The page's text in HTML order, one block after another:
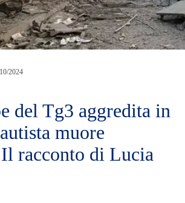
2024
del Tg3 aggredita in
muore
racconto di Lucia